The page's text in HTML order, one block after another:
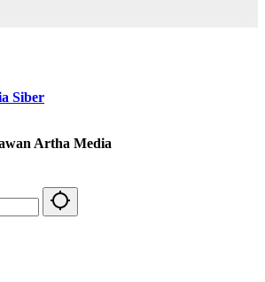
Siber
Artha Media